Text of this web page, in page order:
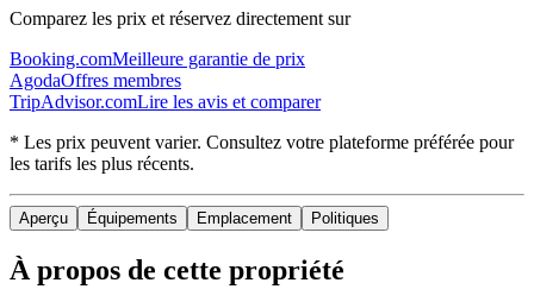
Comparez les prix et réservez directement sur
Booking.comMeilleure garantie de prix
AgodaOffres membres
TripAdvisor.comLire les avis et comparer
* Les prix peuvent varier. Consultez votre plateforme préférée pour
les tarifs les plus récents.
Aperçu Équipements Emplacement Politiques
À propos de cette propriété